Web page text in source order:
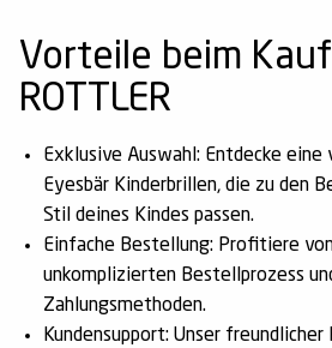
Vorteile beim
ROTTLER
Exklusive Auswahl: Entdecke
Eyesbär Kinderbrillen, die zu den
Stil deines Kindes passen.
Einfache Bestellung: Profitiere
unkomplizierten Bestellprozess
Zahlungsmethoden.
Kundensupport: Unser freundlicher